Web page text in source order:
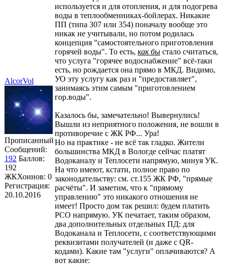
AlcorVol
Прописанный
Сообщений:
192 Баллов:
192
ЖКХоинов: 0
Регистрация:
20.10.2016
используется и для отопления, и для подогрева
воды в теплообменниках-бойлерах. Никакие
ПП (типа 307 или 354) поначалу вообще это
никак не учитывали, но потом родилась
концепция "самостоятельного приготовления
горячей воды". То есть, как бы стало считаться,
что услуга "горячее водоснабжение" всё-таки
есть, но рождается она прямо в МКД. Видимо,
УО эту услугу как раз и "предоставляет",
занимаясь этим самым "приготовлением
гор.воды".
Казалось бы, замечательно! Вывернулись!
Вышли из неприятного положения, не вошли в
противоречие с ЖК РФ... Ура!
Но на практике - не всё так гладко. Жители
большинства МКД в Вологде сейчас платят
Водоканалу и Теплосети напрямую, минуя УК.
На что имеют, кстати, полное право по
законодательству: см. ст.155 ЖК РФ, "прямые
расчёты". И заметим, что к "прямому
управлению" это никакого отношения не
имеет! Просто дом так решил: будем платить
РСО напрямую. УК печатает, таким образом,
два дополнительных отдельных ПД: для
Водоканала и Теплосети, с соответствующими
реквизитами получателей (и даже с QR-
кодами). Какие там "услуги" оплачиваются? А
вот какие: